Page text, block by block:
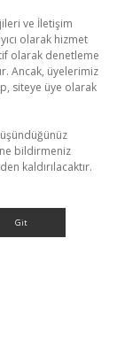
ve İletişim
olarak hizmet
olarak denetleme
Ancak, üyelerimiz
siteye üye olarak
bildirmeniz
kaldırılacaktır.